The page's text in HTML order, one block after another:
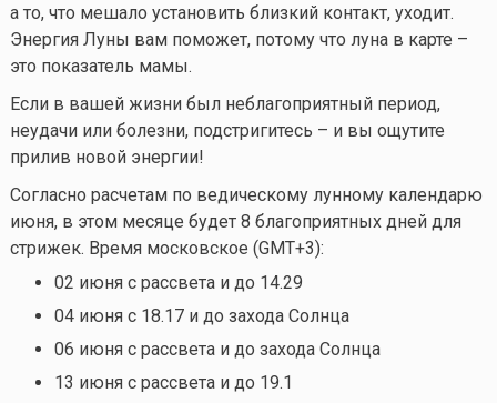
а то, что мешало установить близкий контакт, уходит.
Энергия Луны вам поможет, потому что луна в карте –
это показатель мамы.
Если в вашей жизни был неблагоприятный период,
неудачи или болезни, подстригитесь – и вы ощутите
прилив новой энергии!
Согласно расчетам по ведическому лунному календарю
июня, в этом месяце будет 8 благоприятных дней для
стрижек. Время московское (GMT+3):
02 июня с рассвета и до 14.29
04 июня с 18.17 и до захода Солнца
06 июня с рассвета и до захода Солнца
13 июня с рассвета и до 19.1